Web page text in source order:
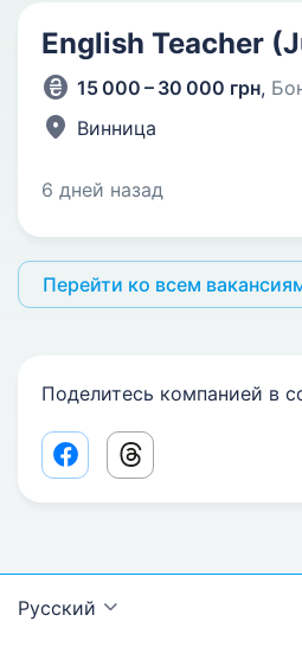
English Teacher
15 000 – 30 000 грн,
Винница
6 дней назад
Перейти ко всем
Поделитесь компанией в
Facebook share link
Threads share link
Русский